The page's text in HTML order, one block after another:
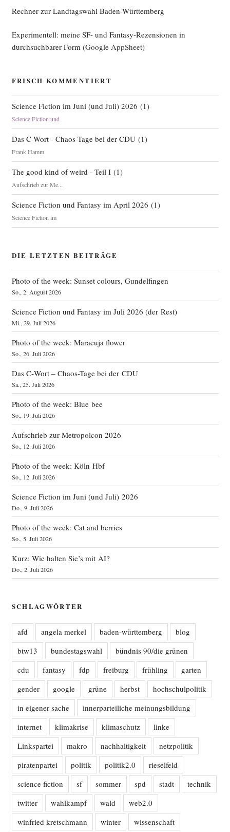
Rechner zur Landtagswahl Baden-Württemberg
Experimentell: meine SF- und Fantasy-Rezensionen in
durchsuchbarer Form(Google AppSheet)
FRISCH KOMMENTIERT
Science Fiction im Juni (und Juli) 2026 (1)
Science Fiction und
Das C-Wort - Chaos-Tage bei der CDU(1)
Frank Hamm
The good kind of weird - Teil I(1)
Aufschrieb zur Me...
Science Fiction und Fantasy im April 2026 (1)
Science Fiction im
DIE LETZTEN BEITRÄGE
Photo of the week: Sunset colours, Gundelfingen
So., 2. August 2026
Science Fiction und Fantasy im Juli 2026 (der Rest)
Mi., 29. Juli 2026
Photo of the week: Maracuja flower
So., 26. Juli 2026
Das C‑Wort – Chaos-Tage bei der CDU
Sa., 25. Juli 2026
Photo of the week: Blue bee
So., 19. Juli 2026
Aufschrieb zur Metropolcon 2026
So., 12. Juli 2026
Photo of the week: Köln Hbf
So., 12. Juli 2026
Science Fiction im Juni (und Juli) 2026
Do., 9. Juli 2026
Photo of the week: Cat and berries
So., 5. Juli 2026
Kurz: Wie halten Sie’s mit AI?
Do., 2. Juli 2026
SCHLAGWÖRTER
afd angela merkel baden-württemberg
blog
btw13
bundestagswahl
bündnis 90/die grünen
cdu
fantasy fdp freiburg frühling
garten
gender
google grüne herbst
hochschulpolitik
in eigener sache
innerparteiliche meinungsbildung
internet
klimakrise klimaschutz
linke
Linkspartei
makro nachhaltigkeit
netzpolitik
piratenpartei
politik politik2.0
rieselfeld
science fiction
sf sommer spd stadt
technik
twitter
wahlkampf wald
web2.0
winfried kretschmann
winter wissenschaft